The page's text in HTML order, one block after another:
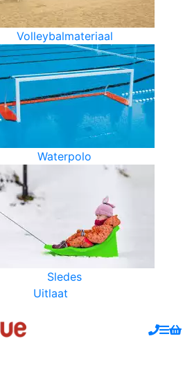
Volleybalmateriaal
Waterpolo
Sledes
Uitlaat